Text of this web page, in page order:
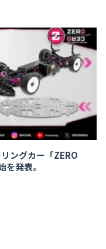
ングカー「ZERO
を発表。